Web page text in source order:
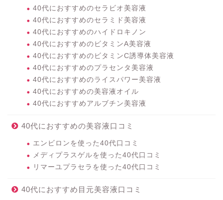
40代におすすめのセラビオ美容液
40代におすすめのセラミド美容液
40代におすすめのハイドロキノン
40代におすすめのビタミンA美容液
40代におすすめのビタミンC誘導体美容液
40代におすすめのプラセンタ美容液
40代におすすめのライスパワー美容液
40代におすすめの美容液オイル
40代におすすめアルブチン美容液
40代におすすめの美容液口コミ
エンビロンを使った40代口コミ
メディプラスゲルを使った40代口コミ
リマーユプラセラを使った40代口コミ
40代におすすめ目元美容液口コミ